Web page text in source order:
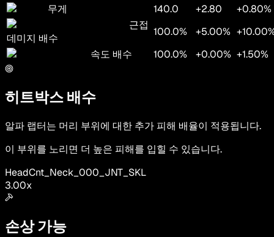
무게
140.0 +2.80
+0.80%
근접
데미지 배수
100.0% +5.00%
속도 배수
100.0% +0.00% +1.50%
히트박스 배수
알파 랩터는 머리 부위에 대한 추가 피해 배율이 적용됩니다.
이 부위를 노리면 더 높은 피해를 입힐 수 있습니다.
HeadCnt_Neck_000_JNT_SKL
3.00x
손상 가능